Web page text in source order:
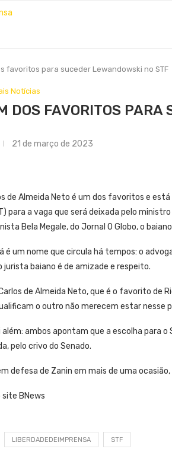
favoritos para suceder Lewandowski no STF
Notícias
DOS FAVORITOS PARA
21 de março de 2023
de Almeida Neto é um dos favoritos e
para a vaga que será deixada pelo
Bela Megale, do Jornal O Globo, o
é um nome que circula há tempos: o
jurista baiano é de amizade e respeito.
de Almeida Neto, que é o favorito de
o outro não merecem estar nesse
além: ambos apontam que a escolha para
pelo crivo do Senado.
defesa de Zanin em mais de uma
BNews
LIBERDADEDEIMPRENSA STF